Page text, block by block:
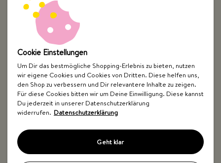
Top Kategorien
Just Spices
Cookie Einstellungen
Um Dir das bestmögliche Shopping-Erlebnis zu bieten, nutzen
wir eigene Cookies und Cookies von Dritten. Diese helfen uns,
den Shop zu verbessern und Dir relevantere Inhalte zu zeigen.
Für diese Cookies bitten wir um Deine Einwilligung. Diese kannst
Du jederzeit in unserer Datenschutzerklärung
widerrufen. Datenschutzerklärung
Geht klar